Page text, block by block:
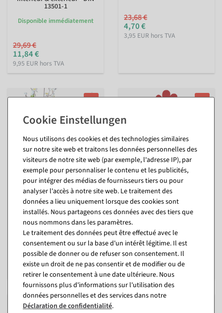
13501-1
Disponible immédiatement
29,69 €
11,84 €
9,95 EUR hors TVA
23,68 €
4,70 €
3,95 EUR hors TVA
%
Guirlande de fleurs de
pommier déco, blanches
Disponible immédiatement
18,98 €
15,41 €
12,95 EUR hors TVA
%
Présentoir de poule en
feutre 60 cm, blanc
intérieur
Disponible immédiatement
21,36 €
15,41 €
12,95 EUR hors TVA
%
Nous utilisons des cookies et des technologies similaires
sur notre site web et traitons les données personnelles des
visiteurs de notre site web (par exemple, l'adresse IP), par
exemple pour personnaliser le contenu et les publicités,
pour intégrer des médias de fournisseurs tiers ou pour
analyser l'accès à notre site web. Le traitement des
données a lieu uniquement lorsque des cookies sont
installés. Nous partageons ces données avec des tiers que
nous nommons dans les paramètres.
Le traitement des données peut être effectué avec le
consentement ou sur la base d'un intérêt légitime. Il est
possible de donner ou de refuser son consentement. Il
existe un droit de ne pas consentir et de modifier ou de
retirer le consentement à une date ultérieure. Nous
fournissons plus d'informations sur l'utilisation des
données personnelles et des services dans notre
Déclaration de confidentialité.